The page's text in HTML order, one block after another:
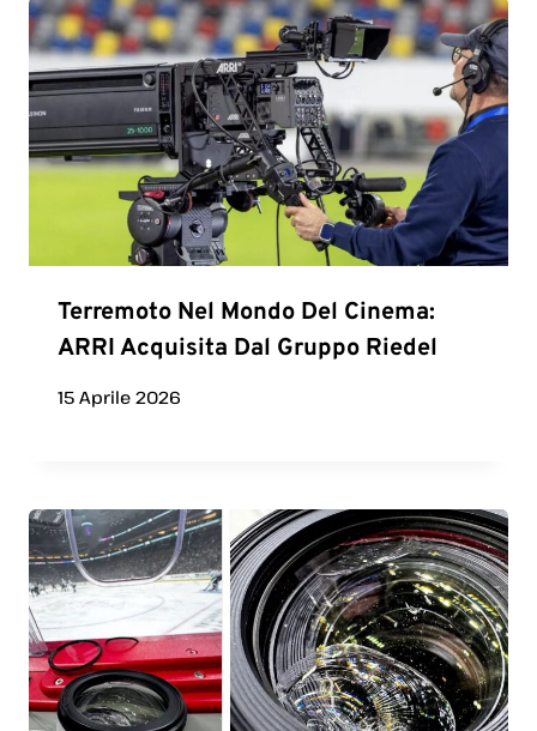
Terremoto Nel Mondo Del Cinema:
ARRI Acquisita Dal Gruppo Riedel
15 Aprile 2026